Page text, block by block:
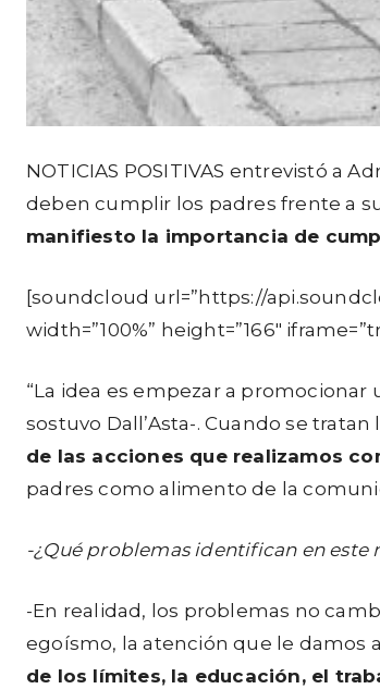
NOTICIAS POSITIVAS entrevistó a
deben cumplir los padres frente a
manifiesto la importancia de
[soundcloud url=”https://
width=”100%” height=”166″
“La idea es empezar a
sostuvo Dall’Asta-. Cuando se
de las acciones que realizamos
padres como alimento de la
-¿Qué problemas identifican en este
-En realidad, los problemas no
egoísmo, la atención que le damos
de los límites, la educación, el